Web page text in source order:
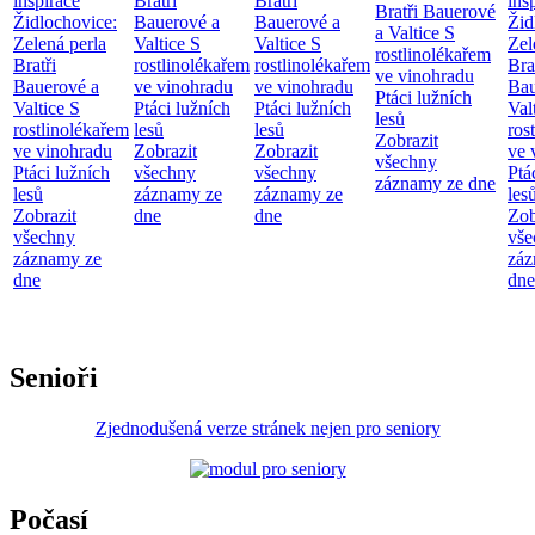
Židlochovice:
Zelená perla
Bratři
Bauerové a
Valtice S
rostlinolékařem
ve vinohradu
Ptáci lužních
lesů
Zobrazit
všechny
záznamy ze
dne
Bauerové a
Valtice S
rostlinolékařem
ve vinohradu
Ptáci lužních
lesů
Zobrazit
všechny
záznamy ze
dne
Bauerové a
Valtice S
rostlinolékařem
ve vinohradu
Ptáci lužních
lesů
Zobrazit
všechny
záznamy ze
dne
Bratři Bauerové
a Valtice S
rostlinolékařem
ve vinohradu
Ptáci lužních
lesů
Zobrazit
všechny
záznamy ze dne
ve
dne
Senioři
Zjednodušená verze stránek nejen pro seniory
Počasí